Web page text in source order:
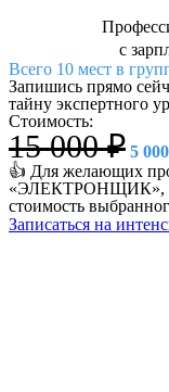
с
Всего 10 мест в
Запишись прямо
тайну экспертного
Стоимость:
15 000 ₽ 5
👍 Для желающих
«ЭЛЕКТРОНЩИК»,
стоимость
Записаться на